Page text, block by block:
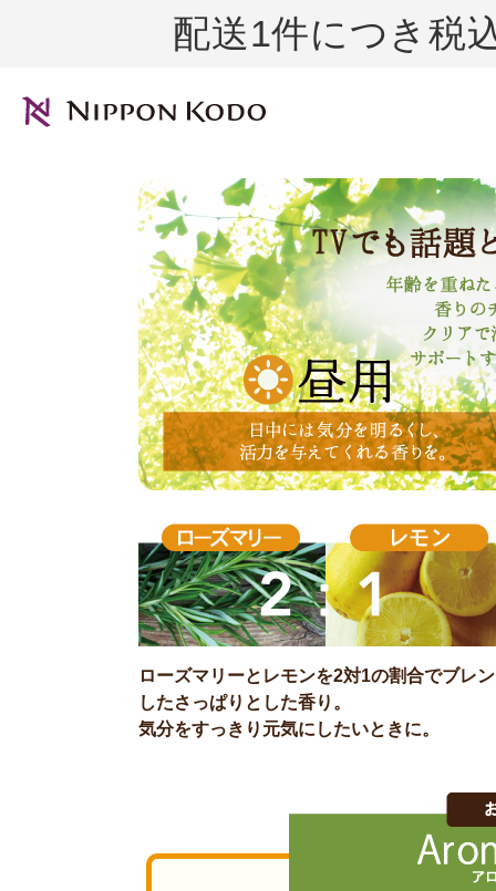
配送1件につき税
ローズマリーとレモンを2対1の割合でブレ
したさっぱりとした香り。
気分をすっきり元気にしたいときに。